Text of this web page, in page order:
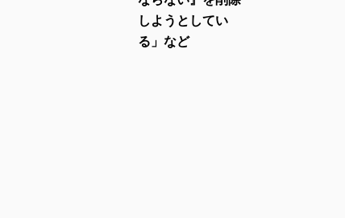
しようとしてい
る」など